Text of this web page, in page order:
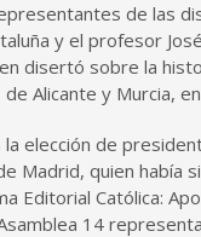
de las
y el profesor
disertó sobre la
Alicante y Murcia,
elección de
Madrid, quien había
Editorial Católica:
14